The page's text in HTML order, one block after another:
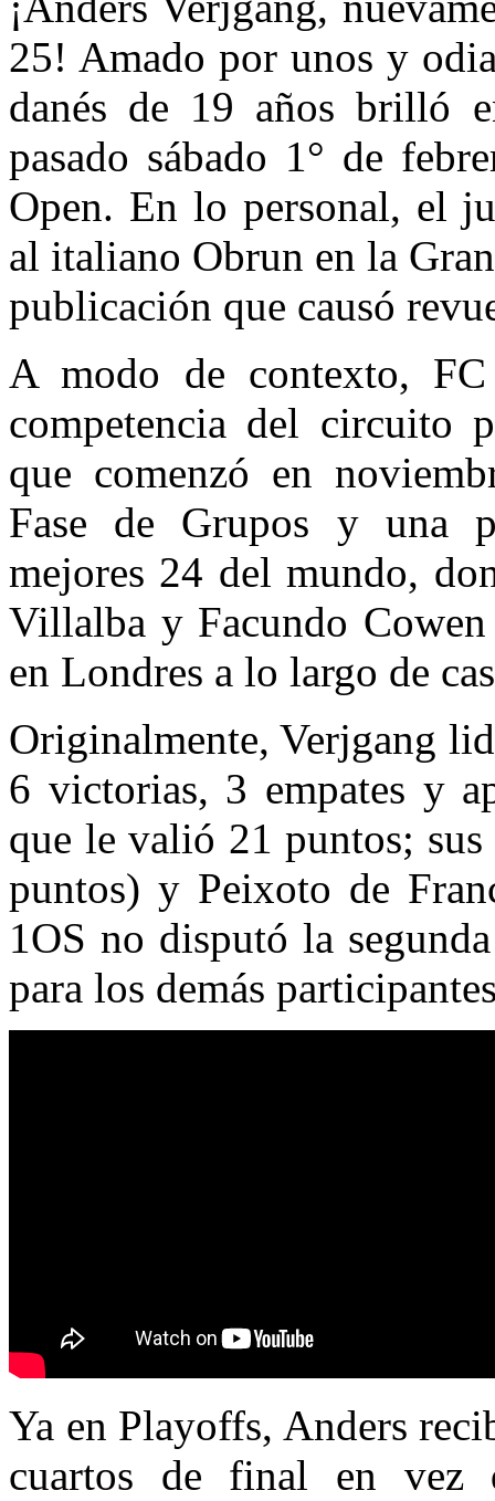
25! Amado por unos y
danés de 19 años brilló
pasado sábado 1° de
Open. En lo personal, el
al italiano Obrun en la
publicación que causó
A modo de contexto,
competencia del circuito
que comenzó en
Fase de Grupos y una
mejores 24 del mundo,
Villalba y Facundo
en Londres a lo largo de
Originalmente, Verjgang
6 victorias, 3 empates y
que le valió 21 puntos;
puntos) y Peixoto de
1OS no disputó la
para los demás
Ya en Playoffs, Anders
cuartos de final en